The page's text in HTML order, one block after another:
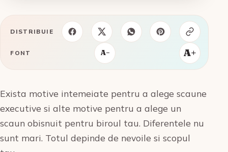
DISTRIBUIE
FONT A− A+
Exista motive intemeiate pentru a alege scaune
executive si alte motive pentru a alege un
scaun obisnuit pentru biroul tau. Diferentele nu
sunt mari. Totul depinde de nevoile si scopul